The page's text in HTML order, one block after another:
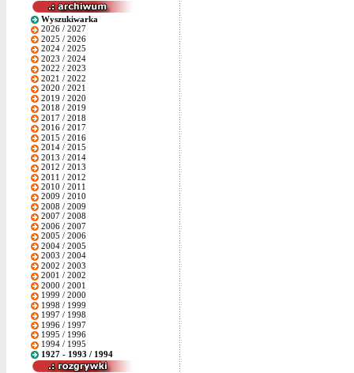
Wyszukiwarka
2026 / 2027
2025 / 2026
2024 / 2025
2023 / 2024
2022 / 2023
2021 / 2022
2020 / 2021
2019 / 2020
2018 / 2019
2017 / 2018
2016 / 2017
2015 / 2016
2014 / 2015
2013 / 2014
2012 / 2013
2011 / 2012
2010 / 2011
2009 / 2010
2008 / 2009
2007 / 2008
2006 / 2007
2005 / 2006
2004 / 2005
2003 / 2004
2002 / 2003
2001 / 2002
2000 / 2001
1999 / 2000
1998 / 1999
1997 / 1998
1996 / 1997
1995 / 1996
1994 / 1995
1927 - 1993 / 1994